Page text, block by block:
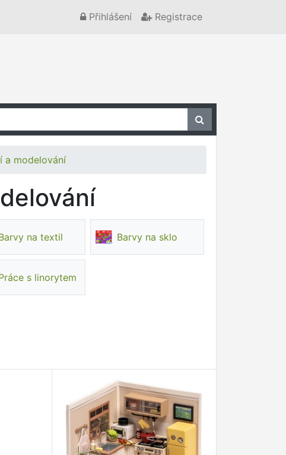
Přihlášení Registrace
a modelování
na textil Barvy na sklo
s linorytem